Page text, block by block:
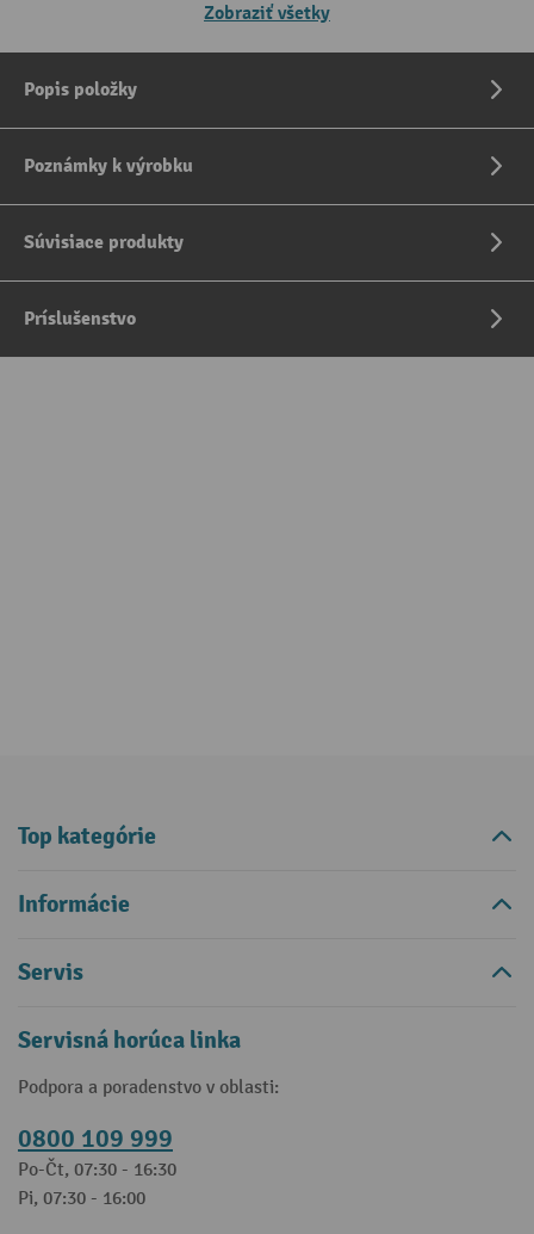
Zobraziť všetky
Popis položky
Poznámky k výrobku
Súvisiace produkty
Príslušenstvo
Top kategórie
Informácie
Servis
Servisná horúca linka
Podpora a poradenstvo v oblasti:
0800 109 999
Po-Čt, 07:30 - 16:30
Pi, 07:30 - 16:00